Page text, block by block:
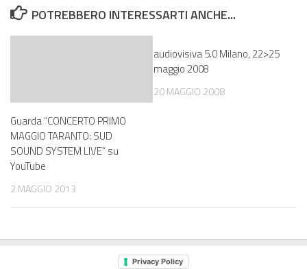
POTREBBERO INTERESSARTI ANCHE...
Guarda “CONCERTO PRIMO
MAGGIO TARANTO: SUD
SOUND SYSTEM LIVE” su
YouTube
2 MAGGIO 2013
audiovisiva 5.0 Milano, 22>25
maggio 2008
20 MAGGIO 2008
Privacy Policy